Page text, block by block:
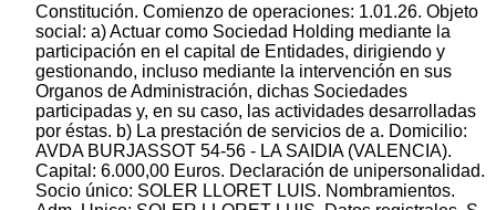
Constitución. Comienzo de operaciones: 1.01.26. Objeto
social: a) Actuar como Sociedad Holding mediante la
participación en el capital de Entidades, dirigiendo y
gestionando, incluso mediante la intervención en sus
Organos de Administración, dichas Sociedades
participadas y, en su caso, las actividades desarrolladas
por éstas. b) La prestación de servicios de a. Domicilio:
AVDA BURJASSOT 54-56 - LA SAIDIA (VALENCIA).
Capital: 6.000,00 Euros. Declaración de unipersonalidad.
Socio único: SOLER LLORET LUIS. Nombramientos.